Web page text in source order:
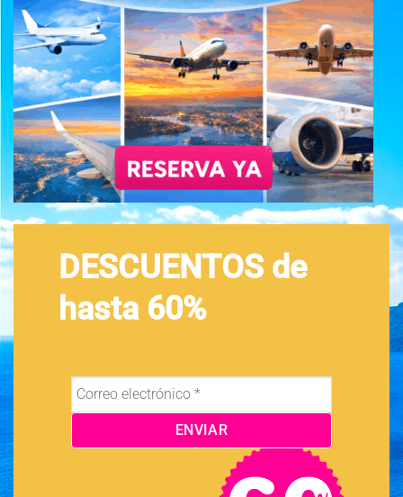
DESCUENTOS de
hasta 60%